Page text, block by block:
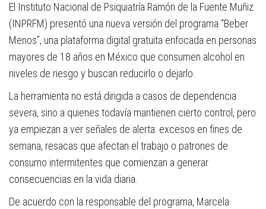
El Instituto Nacional de Psiquiatría Ramón de la Fuente Muñiz
(INPRFM) presentó una nueva versión del programa “Beber
Menos”, una plataforma digital gratuita enfocada en personas
mayores de 18 años en México que consumen alcohol en
niveles de riesgo y buscan reducirlo o dejarlo.
La herramienta no está dirigida a casos de dependencia
severa, sino a quienes todavía mantienen cierto control, pero
ya empiezan a ver señales de alerta: excesos en fines de
semana, resacas que afectan el trabajo o patrones de
consumo intermitentes que comienzan a generar
consecuencias en la vida diaria.
De acuerdo con la responsable del programa, Marcela